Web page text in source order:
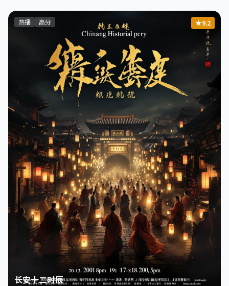
热播 高分 9.2
长安十二时辰